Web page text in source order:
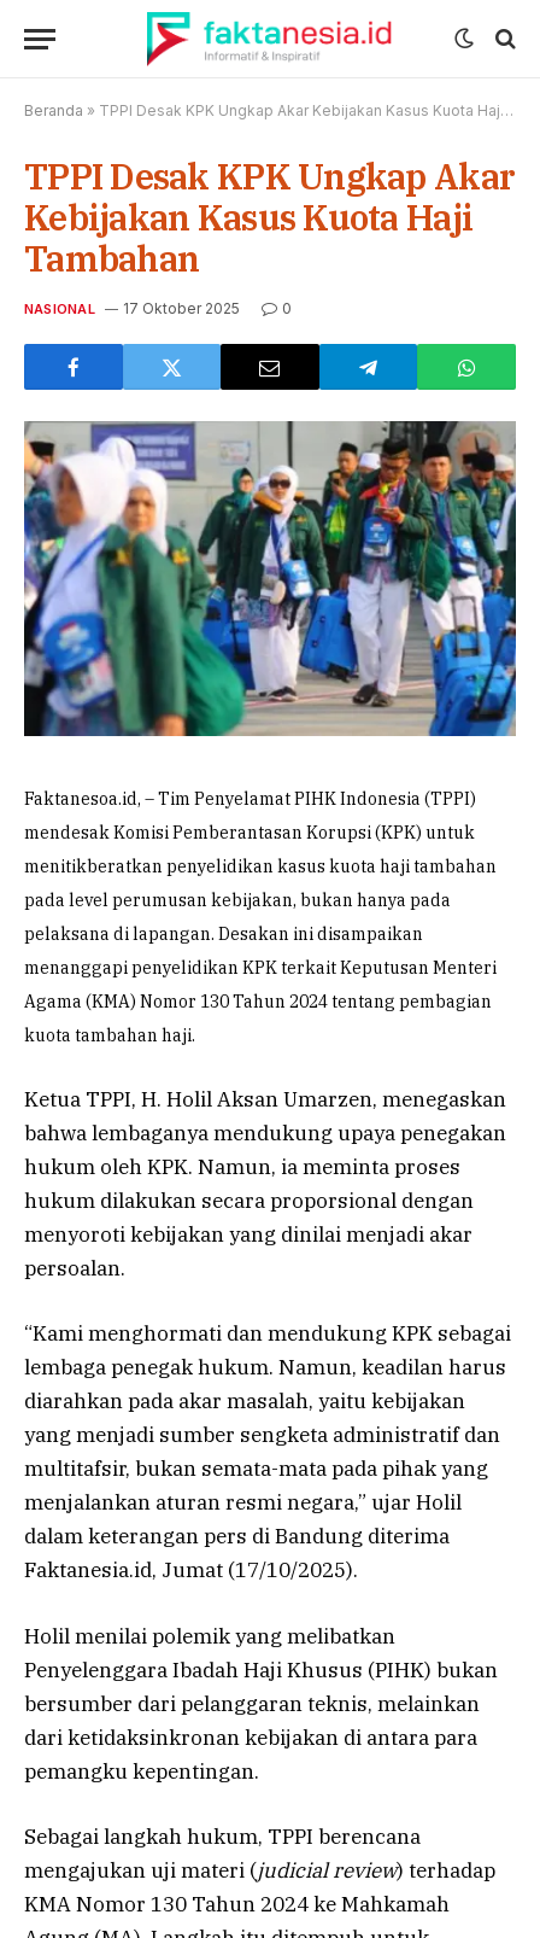
Beranda » TPPI Desak KPK Ungkap Akar Kebijakan Kasus Kuota Haji Tambahan
TPPI Desak KPK Ungkap Akar
Kebijakan Kasus Kuota Haji
Tambahan
NASIONAL 17 Oktober 2025 0
Faktanesoa.id, – Tim Penyelamat PIHK Indonesia (TPPI)
mendesak Komisi Pemberantasan Korupsi (KPK) untuk
menitikberatkan penyelidikan kasus kuota haji tambahan
pada level perumusan kebijakan, bukan hanya pada
pelaksana di lapangan. Desakan ini disampaikan
menanggapi penyelidikan KPK terkait Keputusan Menteri
Agama (KMA) Nomor 130 Tahun 2024 tentang pembagian
kuota tambahan haji.
Ketua TPPI, H. Holil Aksan Umarzen, menegaskan
bahwa lembaganya mendukung upaya penegakan
hukum oleh KPK. Namun, ia meminta proses
hukum dilakukan secara proporsional dengan
menyoroti kebijakan yang dinilai menjadi akar
persoalan.
“Kami menghormati dan mendukung KPK sebagai
lembaga penegak hukum. Namun, keadilan harus
diarahkan pada akar masalah, yaitu kebijakan
yang menjadi sumber sengketa administratif dan
multitafsir, bukan semata-mata pada pihak yang
menjalankan aturan resmi negara,” ujar Holil
dalam keterangan pers di Bandung diterima
Faktanesia.id, Jumat (17/10/2025).
Holil menilai polemik yang melibatkan
Penyelenggara Ibadah Haji Khusus (PIHK) bukan
bersumber dari pelanggaran teknis, melainkan
dari ketidaksinkronan kebijakan di antara para
pemangku kepentingan.
Sebagai langkah hukum, TPPI berencana
mengajukan uji materi (judicial review) terhadap
KMA Nomor 130 Tahun 2024 ke Mahkamah